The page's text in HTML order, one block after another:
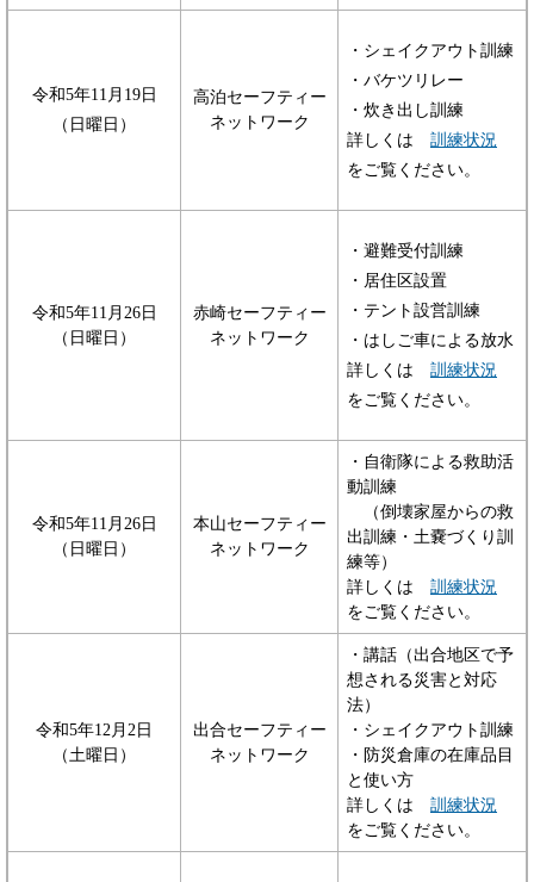
令和5年11月19日
（日曜日）
高泊セーフティー
ネットワーク
・シェイクアウト訓練
・バケツリレー
・炊き出し訓練
詳しくは 訓練状況
をご覧ください。
令和5年11月26日
（日曜日）
赤崎セーフティー
ネットワーク
・避難受付訓練
・居住区設置
・テント設営訓練
・はしご車による放水
詳しくは 訓練状況
をご覧ください。
令和5年11月26日
（日曜日）
本山セーフティー
ネットワーク
・自衛隊による救助活
動訓練
（倒壊家屋からの救
出訓練・土嚢づくり訓
練等）
詳しくは 訓練状況
をご覧ください。
令和5年12月2日
（土曜日）
出合セーフティー
ネットワーク
・講話（出合地区で予
想される災害と対応
法）
・シェイクアウト訓練
・防災倉庫の在庫品目
と使い方
詳しくは 訓練状況
をご覧ください。